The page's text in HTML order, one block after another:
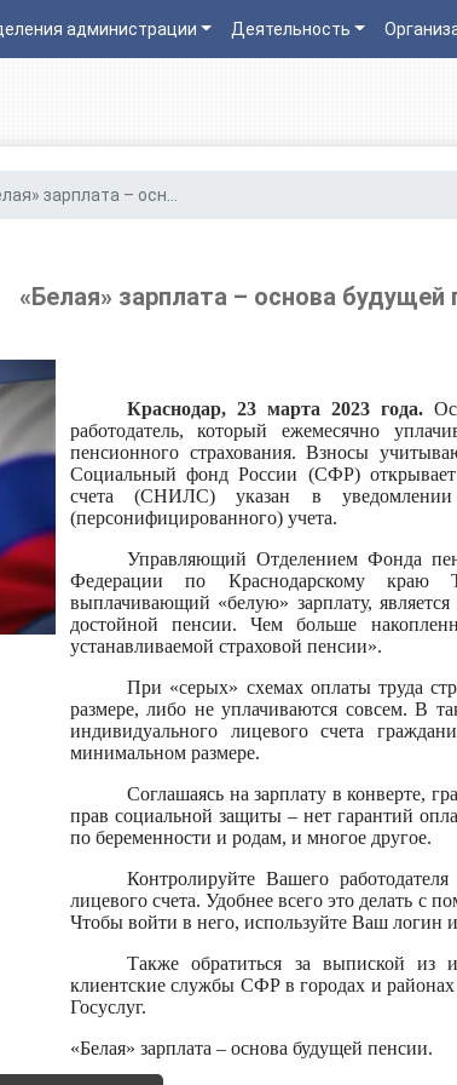
администрации Деятельность
зарплата – осн...
«Белая» зарплата – основа будущей
Краснодар, 23 марта 2023 года.
работодатель, который ежемесячно
пенсионного страхования. Взносы
Социальный фонд России (СФР)
счета (СНИЛС) указан в уведомлении
(персонифицированного) учета.
Управляющий Отделением Фонда
Федерации по Краснодарскому краю
выплачивающий «белую» зарплату,
достойной пенсии. Чем больше
устанавливаемой страховой пенсии».
При «серых» схемах оплаты труда
размере, либо не уплачиваются совсем. В
индивидуального лицевого счета
минимальном размере.
Соглашаясь на зарплату в конверте,
прав социальной защиты – нет гарантий
по беременности и родам, и многое другое.
Контролируйте Вашего
лицевого счета. Удобнее всего это делать
Чтобы войти в него, используйте Ваш логин и
Также обратиться за выпиской из
клиентские службы СФР в городах и
Госуслуг.
«Белая» зарплата – основа будущей пенсии.